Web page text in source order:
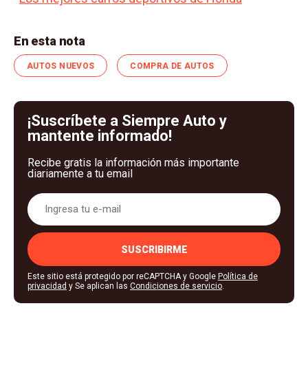
En esta nota
AUTOS NUEVOS COMPRA DE AUTOS
¡Suscríbete a Siempre Auto y
mantente informado!
Recibe gratis la información más importante
diariamente a tu email
SUSCRIBIRME
Este sitio está protegido por reCAPTCHA y Google Política de
privacidad y Se aplican las Condiciones de servicio.